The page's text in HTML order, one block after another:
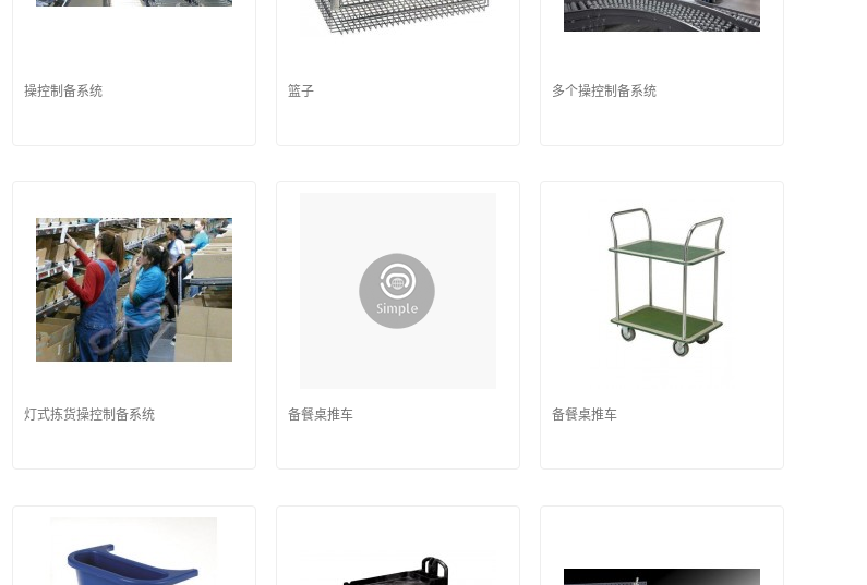
操控制备系统 篮子 多个操控制备系统
灯式拣货操控制备系统 备餐桌推车 备餐桌推车